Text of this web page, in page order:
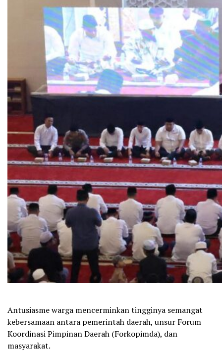
Antusiasme warga mencerminkan tingginya semangat
kebersamaan antara pemerintah daerah, unsur Forum
Koordinasi Pimpinan Daerah (Forkopimda), dan
masyarakat.